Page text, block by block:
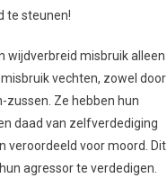
te steunen!
wijdverbreid misbruik alleen
vechten, zowel door
zussen. Ze hebben hun
daad van zelfverdediging
veroordeeld voor moord. Dit
agressor te verdedigen.